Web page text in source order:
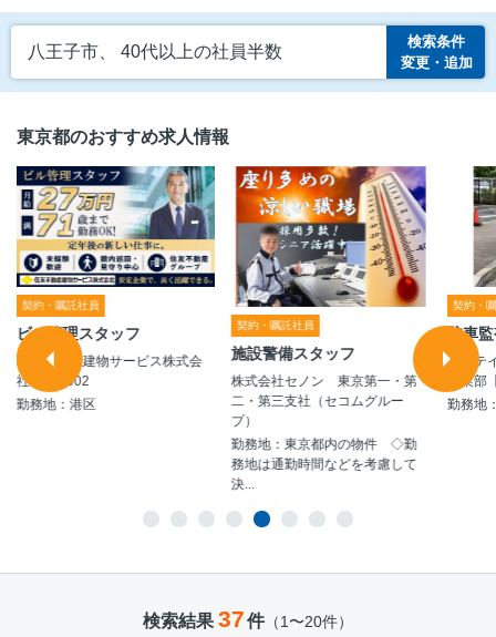
八王子市、 40代以上の社員半数
検索条件
変更・追加
東京都のおすすめ求人情報
契約・嘱託社員
ビル管理スタッフ
住友不動産建物サービス株式会
社/bkf26002
勤務地：港区
契約・嘱託社員
施設警備スタッフ
株式会社セノン 東京第一・第
二・第三支社（セコムグルー
プ）
勤務地：東京都内の物件 ◇勤
務地は通勤時間などを考慮して
決...
契約・
駐車
シンテ
事業
勤務地
検索結果 37件（1〜20件）